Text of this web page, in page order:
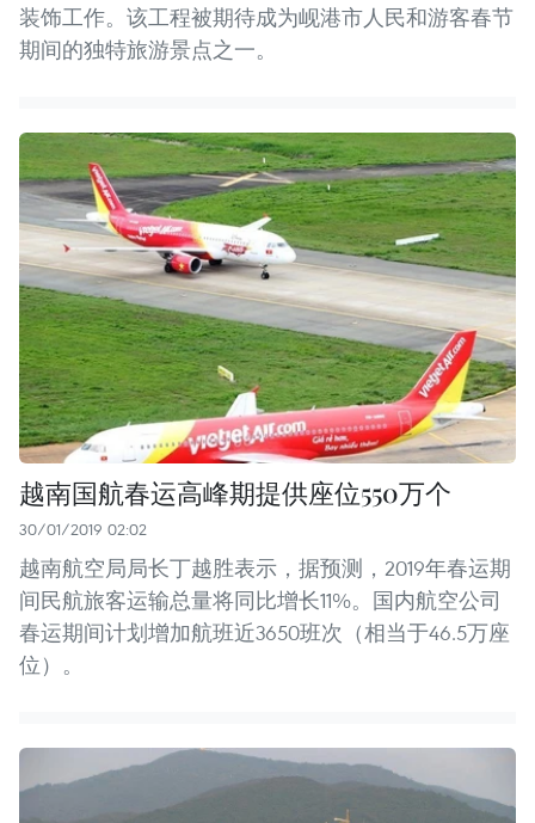
装饰工作。该工程被期待成为岘港市人民和游客春节
期间的独特旅游景点之一。
越南国航春运高峰期提供座位550万个
30/01/2019 02:02
越南航空局局长丁越胜表示，据预测，2019年春运期
间民航旅客运输总量将同比增长11%。国内航空公司
春运期间计划增加航班近3650班次（相当于46.5万座
位）。